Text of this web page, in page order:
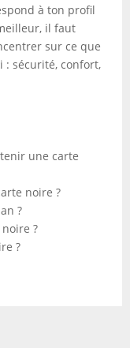
à ton profil
il faut
sur ce que
: sécurité, confort,
une carte
noire ?
?
?
?